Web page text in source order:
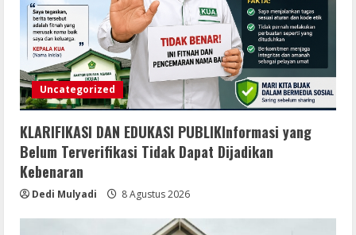
Uncategorized
KLARIFIKASI DAN EDUKASI PUBLIKInformasi yang
Belum Terverifikasi Tidak Dapat Dijadikan
Kebenaran
Dedi Mulyadi 8 Agustus 2026